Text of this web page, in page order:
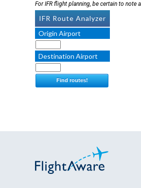
For IFR flight planning, be certain to
IFR Route Analyzer
Origin Airport
Destination Airport
Find routes!